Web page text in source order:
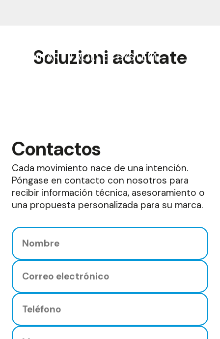
Soluzioni adottate
MHART TROLLEY SYSTEM
Contactos
Cada movimiento nace de una intención.
Póngase en contacto con nosotros para
recibir información técnica, asesoramiento o
una propuesta personalizada para su marca.